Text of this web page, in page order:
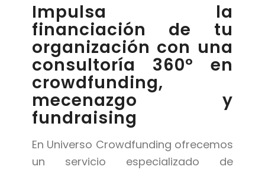
Impulsa la
financiación de tu
organización con una
consultoría 360º en
crowdfunding,
mecenazgo y
fundraising
En Universo Crowdfunding ofrecemos
un servicio especializado de